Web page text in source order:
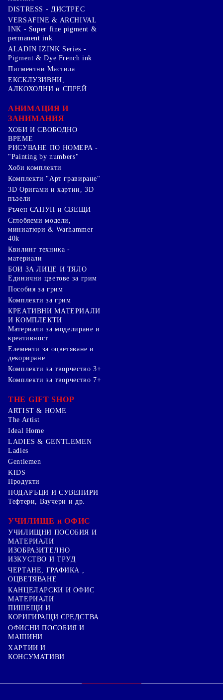
DISTRESS - ДИСТРЕС
VERSAFINE & ARCHIVAL
INK - Super fine pigment &
permanent ink
ALADIN IZINK Series -
Pigment & Dye French ink
Пигментни Мастила
ЕКСКЛУЗИВНИ,
АЛКОХОЛНИ и СПРЕЙ
АНИМАЦИЯ И
ЗАНИМАНИЯ
ХОБИ И СВОБОДНО
ВРЕМЕ
РИСУВАНЕ ПО НОМЕРА -
"Painting by numbers"
Хоби комплекти
Комплекти "Арт гравиране"
3D Оригами и хартии, 3D
пъзели
Ръчен САПУН и СВЕЩИ
Сглобяеми модели,
миниатюри & Warhammer
40k
Квилинг техника -
материали
БОИ ЗА ЛИЦЕ И ТЯЛО
Единични цветове за грим
Пособия за грим
Комплекти за грим
КРЕАТИВНИ МАТЕРИАЛИ
И КОМПЛЕКТИ
Mатериали за моделиране и
креативност
Елементи за оцветяване и
декориране
Комплекти за творчество 3+
Комплекти за творчество 7+
THE GIFT SHOP
ARTIST & HOME
The Artist
Ideal Home
LADIES & GENTLEMEN
Ladies
Gentlemen
KIDS
Продукти
ПОДАРЪЦИ И СУВЕНИРИ
Тефтери, Ваучери и др.
УЧИЛИЩЕ и ОФИС
УЧИЛИЩНИ ПОСОБИЯ И
МАТЕРИАЛИ
ИЗОБРАЗИТЕЛНО
ИЗКУСТВО И ТРУД
ЧЕРТАНЕ, ГРАФИКА ,
ОЦВЕТЯВАНЕ
КАНЦЕЛАРСКИ И ОФИС
МАТЕРИАЛИ
ПИШЕЩИ И
КОРИГИРАЩИ СРЕДСТВА
ОФИСНИ ПОСОБИЯ И
МАШИНИ
ХАРТИИ И
КОНСУМАТИВИ